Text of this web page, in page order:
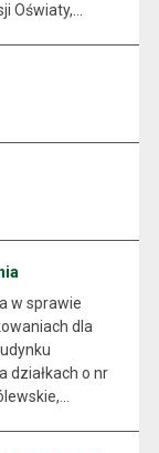
w sprawie
dla
działkach o nr